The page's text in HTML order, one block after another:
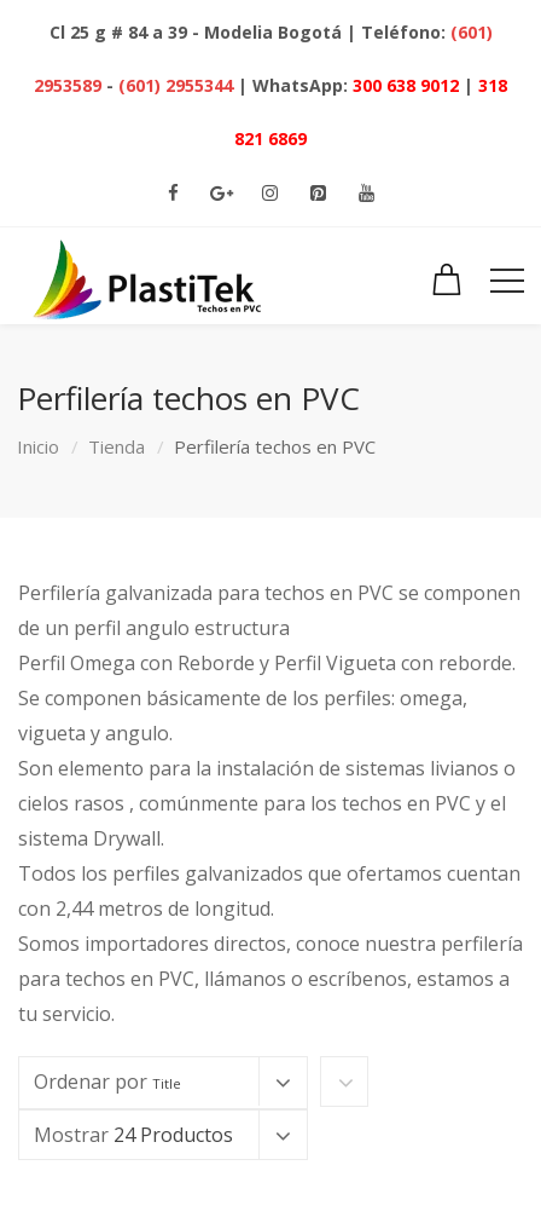
Cl 25 g # 84 a 39 - Modelia Bogotá | Teléfono: (601)
2953589 - (601) 2955344 | WhatsApp: 300 638 9012 | 318
821 6869
Perfilería techos en PVC
Inicio Tienda Perfilería techos en PVC
Perfilería galvanizada para techos en PVC se componen
de un perfil angulo estructura
Perfil Omega con Reborde y Perfil Vigueta con reborde.
Se componen básicamente de los perfiles: omega,
vigueta y angulo.
Son elemento para la instalación de sistemas livianos o
cielos rasos , comúnmente para los techos en PVC y el
sistema Drywall.
Todos los perfiles galvanizados que ofertamos cuentan
con 2,44 metros de longitud.
Somos importadores directos, conoce nuestra perfilería
para techos en PVC, llámanos o escríbenos, estamos a
tu servicio.
Ordenar por Title
Mostrar 24 Productos